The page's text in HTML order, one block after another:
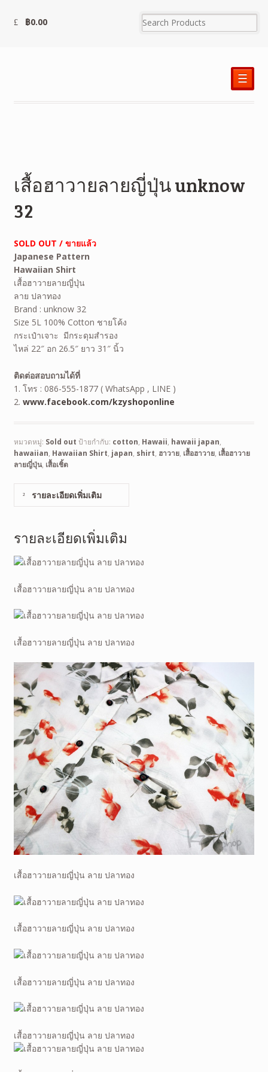
฿0.00
☰
เสื้อฮาวายลายญี่ปุ่น unknow
32
SOLD OUT / ขายแล้ว
Japanese Pattern
Hawaiian Shirt
เสื้อฮาวายลายญี่ปุ่น
ลาย ปลาทอง
Brand : unknow 32
Size 5L 100% Cotton ชายโค้ง
กระเป๋าเจาะ มีกระดุมสำรอง
ไหล่ 22″ อก 26.5″ ยาว 31″ นิ้ว
ติดต่อสอบถามได้ที่
1. โทร : 086-555-1877 ( WhatsApp , LINE )
2. www.facebook.com/kzyshoponline
หมวดหมู่: Sold out ป้ายกำกับ: cotton, Hawaii, hawaii japan,
hawaiian, Hawaiian Shirt, japan, shirt, ฮาวาย, เสื้อฮาวาย, เสื้อฮาวาย
ลายญี่ปุ่น, เสื้อเชิ้ต
รายละเอียดเพิ่มเติม
รายละเอียดเพิ่มเติม
เสื้อฮาวายลายญี่ปุ่น ลาย ปลาทอง
เสื้อฮาวายลายญี่ปุ่น ลาย ปลาทอง
เสื้อฮาวายลายญี่ปุ่น ลาย ปลาทอง
เสื้อฮาวายลายญี่ปุ่น ลาย ปลาทอง
เสื้อฮาวายลายญี่ปุ่น ลาย ปลาทอง
เสื้อฮาวายลายญี่ปุ่น ลาย ปลาทอง